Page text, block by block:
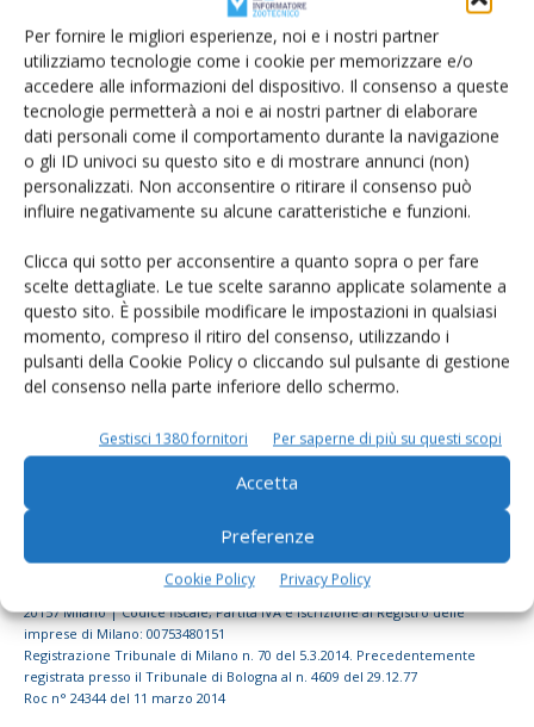
Per fornire le migliori esperienze, noi e i nostri partner
utilizziamo tecnologie come i cookie per memorizzare e/o
accedere alle informazioni del dispositivo. Il consenso a queste
tecnologie permetterà a noi e ai nostri partner di elaborare
dati personali come il comportamento durante la navigazione
o gli ID univoci su questo sito e di mostrare annunci (non)
personalizzati. Non acconsentire o ritirare il consenso può
influire negativamente su alcune caratteristiche e funzioni.
Clicca qui sotto per acconsentire a quanto sopra o per fare
scelte dettagliate. Le tue scelte saranno applicate solamente a
questo sito. È possibile modificare le impostazioni in qualsiasi
momento, compreso il ritiro del consenso, utilizzando i
pulsanti della Cookie Policy o cliccando sul pulsante di gestione
del consenso nella parte inferiore dello schermo.
Gestisci 1380 fornitori Per saperne di più su questi scopi
Accetta
Preferenze
Cookie Policy Privacy Policy
Rimani aggiornato sul mondo
dell’agricoltura
© Tecniche Nuove Spa. Tutti i diritti riservati. Sede legale Via Eritrea 21 -
20157 Milano | Codice fiscale, Partita IVA e Iscrizione al Registro delle
imprese di Milano: 00753480151
Registrazione Tribunale di Milano n. 70 del 5.3.2014. Precedentemente
registrata presso il Tribunale di Bologna al n. 4609 del 29.12.77
Roc n° 24344 del 11 marzo 2014